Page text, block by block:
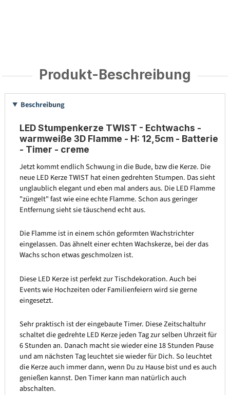
Produkt-Beschreibung
Beschreibung
LED Stumpenkerze TWIST - Echtwachs -
warmweiße 3D Flamme - H: 12,5cm - Batterie
- Timer - creme
Jetzt kommt endlich Schwung in die Bude, bzw die Kerze. Die
neue LED Kerze TWIST hat einen gedrehten Stumpen. Das sieht
unglaublich elegant und eben mal anders aus. Die LED Flamme
"züngelt" fast wie eine echte Flamme. Schon aus geringer
Entfernung sieht sie täuschend echt aus.
Die Flamme ist in einem schön geformten Wachstrichter
eingelassen. Das ähnelt einer echten Wachskerze, bei der das
Wachs schon etwas geschmolzen ist.
Diese LED Kerze ist perfekt zur Tischdekoration. Auch bei
Events wie Hochzeiten oder Familienfeiern wird sie gerne
eingesetzt.
Sehr praktisch ist der eingebaute Timer. Diese Zeitschaltuhr
schaltet die gedrehte LED Kerze jeden Tag zur selben Uhrzeit für
6 Stunden an. Danach macht sie wieder eine 18 Stunden Pause
und am nächsten Tag leuchtet sie wieder für Dich. So leuchtet
die Kerze auch immer dann, wenn Du zu Hause bist und es auch
genießen kannst. Den Timer kann man natürlich auch
abschalten.